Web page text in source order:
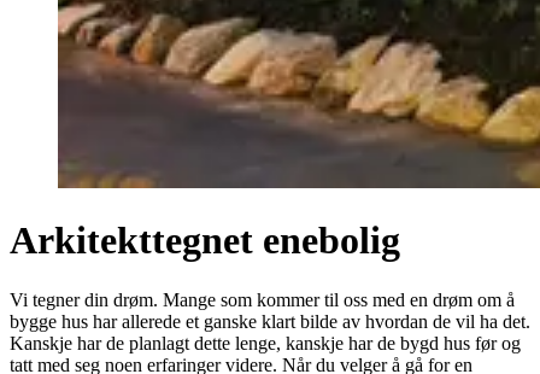
Arkitekttegnet enebolig
Vi tegner din drøm. Mange som kommer til oss med en drøm om å
bygge hus har allerede et ganske klart bilde av hvordan de vil ha det.
Kanskje har de planlagt dette lenge, kanskje har de bygd hus før og
tatt med seg noen erfaringer videre. Når du velger å gå for en